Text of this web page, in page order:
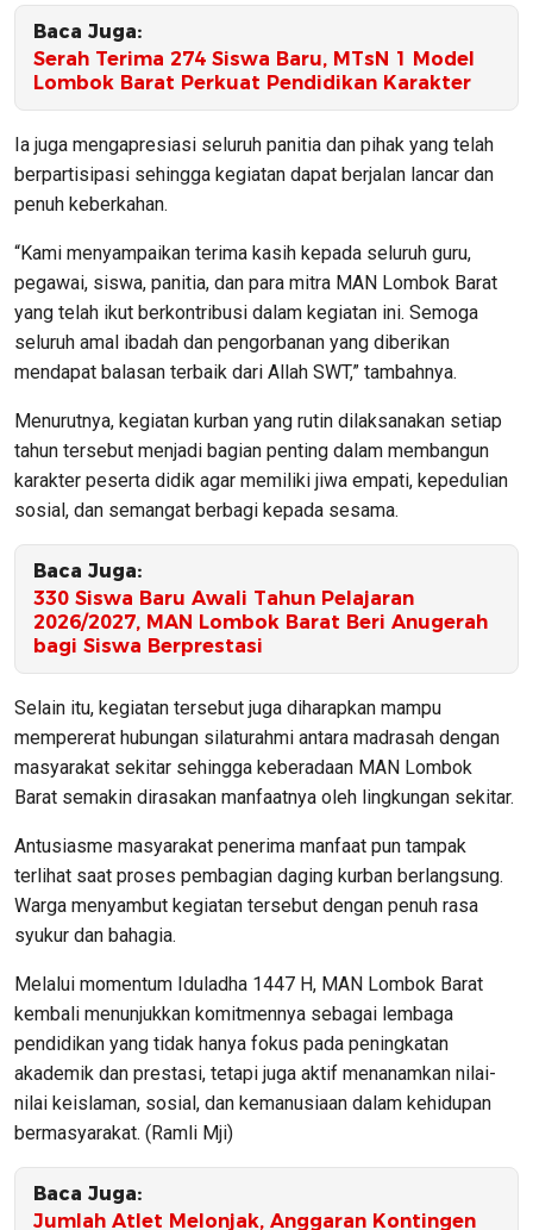
Baca Juga:
Serah Terima 274 Siswa Baru, MTsN 1 Model
Lombok Barat Perkuat Pendidikan Karakter
Ia juga mengapresiasi seluruh panitia dan pihak yang telah
berpartisipasi sehingga kegiatan dapat berjalan lancar dan
penuh keberkahan.
“Kami menyampaikan terima kasih kepada seluruh guru,
pegawai, siswa, panitia, dan para mitra MAN Lombok Barat
yang telah ikut berkontribusi dalam kegiatan ini. Semoga
seluruh amal ibadah dan pengorbanan yang diberikan
mendapat balasan terbaik dari Allah SWT,” tambahnya.
Menurutnya, kegiatan kurban yang rutin dilaksanakan setiap
tahun tersebut menjadi bagian penting dalam membangun
karakter peserta didik agar memiliki jiwa empati, kepedulian
sosial, dan semangat berbagi kepada sesama.
Baca Juga:
330 Siswa Baru Awali Tahun Pelajaran
2026/2027, MAN Lombok Barat Beri Anugerah
bagi Siswa Berprestasi
Selain itu, kegiatan tersebut juga diharapkan mampu
mempererat hubungan silaturahmi antara madrasah dengan
masyarakat sekitar sehingga keberadaan MAN Lombok
Barat semakin dirasakan manfaatnya oleh lingkungan sekitar.
Antusiasme masyarakat penerima manfaat pun tampak
terlihat saat proses pembagian daging kurban berlangsung.
Warga menyambut kegiatan tersebut dengan penuh rasa
syukur dan bahagia.
Melalui momentum Iduladha 1447 H, MAN Lombok Barat
kembali menunjukkan komitmennya sebagai lembaga
pendidikan yang tidak hanya fokus pada peningkatan
akademik dan prestasi, tetapi juga aktif menanamkan nilai-
nilai keislaman, sosial, dan kemanusiaan dalam kehidupan
bermasyarakat. (Ramli Mji)
Baca Juga:
Jumlah Atlet Melonjak, Anggaran Kontingen